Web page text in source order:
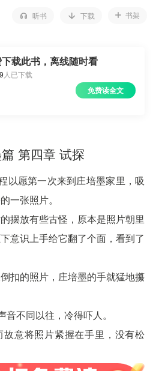
听书 下载 书架
载此书，离线随时看
人已下载
免费读全文
第四章 试探
以愿第一次来到庄培墨家里，吸
一张照片。
摆放有些古怪，原本是照片朝里
意识上手给它翻了个面，看到了
扣的照片，庄培墨的手就猛地攥
音不同以往，冷得吓人。
意将照片紧握在手里，没有松